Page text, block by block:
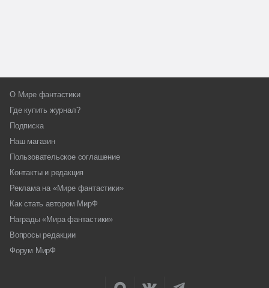
О Мире фантастики
Где купить журнал?
Подписка
Наш магазин
Пользовательское соглашение
Контакты и редакция
Реклама на «Мире фантастики»
Как стать автором МирФ
Награды «Мира фантастики»
Вопросы редакции
Форум МирФ